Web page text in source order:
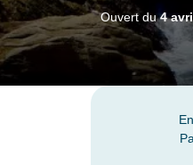
Ouvert du4